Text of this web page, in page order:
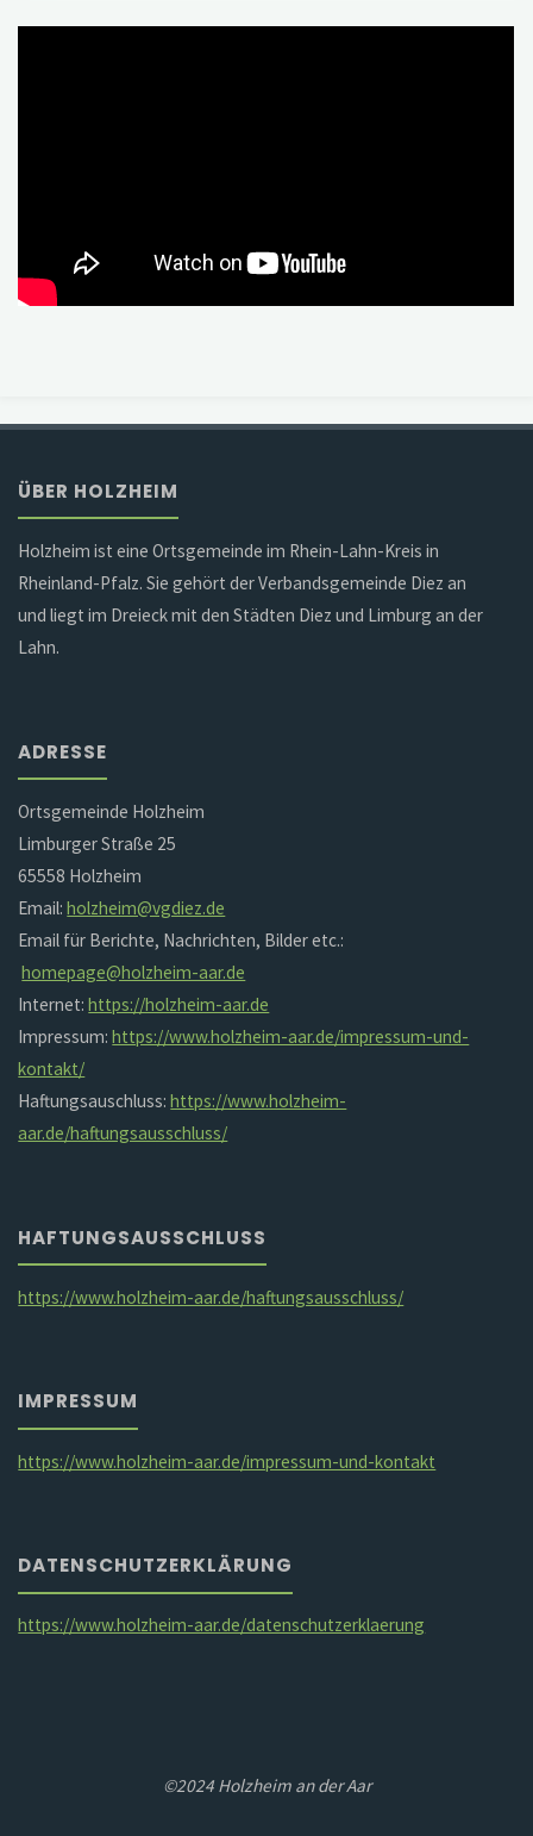
ÜBER HOLZHEIM
Holzheim ist eine Ortsgemeinde im Rhein-Lahn-Kreis in
Rheinland-Pfalz. Sie gehört der Verbandsgemeinde Diez an
und liegt im Dreieck mit den Städten Diez und Limburg an der
Lahn.
ADRESSE
Ortsgemeinde Holzheim
Limburger Straße 25
65558 Holzheim
Email:holzheim@vgdiez.de
Email für Berichte, Nachrichten, Bilder etc.:
homepage@holzheim-aar.de
Internet:https://holzheim-aar.de
Impressum:https://www.holzheim-aar.de/impressum-und-
kontakt/
Haftungsauschluss:https://www.holzheim-
aar.de/haftungsausschluss/
HAFTUNGSAUSSCHLUSS
https://www.holzheim-aar.de/haftungsausschluss/
IMPRESSUM
https://www.holzheim-aar.de/impressum-und-kontakt
DATENSCHUTZERKLÄRUNG
https://www.holzheim-aar.de/datenschutzerklaerung
©2024 Holzheim an der Aar